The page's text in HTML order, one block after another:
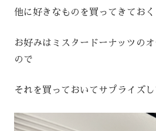
他に好きなものを買ってきてお
お好みはミスタードーナッツの
ので
それを買っておいてサプライズ